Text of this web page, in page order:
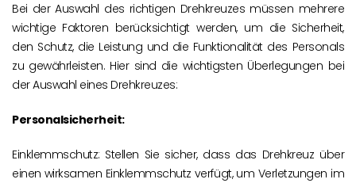
Bei der Auswahl des richtigen Drehkreuzes müssen mehrere
wichtige Faktoren berücksichtigt werden, um die Sicherheit,
den Schutz, die Leistung und die Funktionalität des Personals
zu gewährleisten. Hier sind die wichtigsten Überlegungen bei
der Auswahl eines Drehkreuzes:
Personalsicherheit:
Einklemmschutz: Stellen Sie sicher, dass das Drehkreuz über
einen wirksamen Einklemmschutz verfügt, um Verletzungen im